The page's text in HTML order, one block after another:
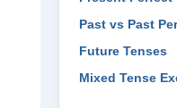
Past vs Past
Future Tenses
Mixed Tense